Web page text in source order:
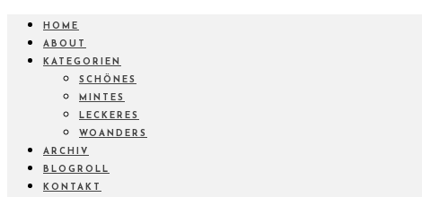
HOME
ABOUT
KATEGORIEN
SCHÖNES
MINTES
LECKERES
WOANDERS
ARCHIV
BLOGROLL
KONTAKT